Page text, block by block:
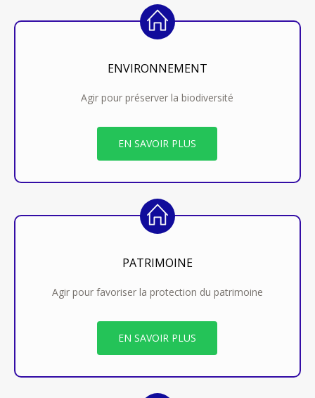
ENVIRONNEMENT
Agir pour préserver la biodiversité
EN SAVOIR PLUS
PATRIMOINE
Agir pour favoriser la protection du patrimoine
EN SAVOIR PLUS